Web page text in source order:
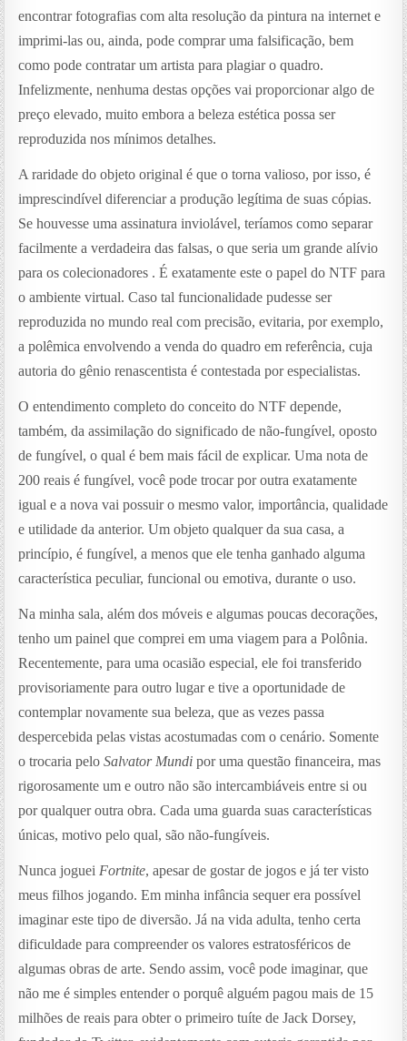
encontrar fotografias com alta resolução da pintura na internet e
imprimi-las ou, ainda, pode comprar uma falsificação, bem
como pode contratar um artista para plagiar o quadro.
Infelizmente, nenhuma destas opções vai proporcionar algo de
preço elevado, muito embora a beleza estética possa ser
reproduzida nos mínimos detalhes.
A raridade do objeto original é que o torna valioso, por isso, é
imprescindível diferenciar a produção legítima de suas cópias.
Se houvesse uma assinatura inviolável, teríamos como separar
facilmente a verdadeira das falsas, o que seria um grande alívio
para os colecionadores . É exatamente este o papel do NTF para
o ambiente virtual. Caso tal funcionalidade pudesse ser
reproduzida no mundo real com precisão, evitaria, por exemplo,
a polêmica envolvendo a venda do quadro em referência, cuja
autoria do gênio renascentista é contestada por especialistas.
O entendimento completo do conceito do NTF depende,
também, da assimilação do significado de não-fungível, oposto
de fungível, o qual é bem mais fácil de explicar. Uma nota de
200 reais é fungível, você pode trocar por outra exatamente
igual e a nova vai possuir o mesmo valor, importância, qualidade
e utilidade da anterior. Um objeto qualquer da sua casa, a
princípio, é fungível, a menos que ele tenha ganhado alguma
característica peculiar, funcional ou emotiva, durante o uso.
Na minha sala, além dos móveis e algumas poucas decorações,
tenho um painel que comprei em uma viagem para a Polônia.
Recentemente, para uma ocasião especial, ele foi transferido
provisoriamente para outro lugar e tive a oportunidade de
contemplar novamente sua beleza, que as vezes passa
despercebida pelas vistas acostumadas com o cenário. Somente
o trocaria peloSalvator Mundipor uma questão financeira, mas
rigorosamente um e outro não são intercambiáveis entre si ou
por qualquer outra obra. Cada uma guarda suas características
únicas, motivo pelo qual, são não-fungíveis.
Nunca joguei Fortnite, apesar de gostar de jogos e já ter visto
meus filhos jogando. Em minha infância sequer era possível
imaginar este tipo de diversão. Já na vida adulta, tenho certa
dificuldade para compreender os valores estratosféricos de
algumas obras de arte. Sendo assim, você pode imaginar, que
não me é simples entender o porquê alguém pagou mais de 15
milhões de reais para obter o primeiro tuíte de Jack Dorsey,